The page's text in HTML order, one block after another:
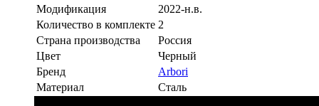
Модификация
2022-н.в.
Количество в комплекте 2
Страна производства
Россия
Цвет
Черный
Бренд
Arbori
Материал
Сталь